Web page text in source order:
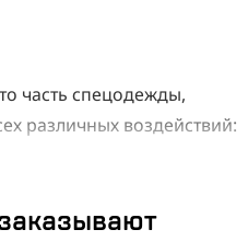
часть спецодежды,
различных воздействий: